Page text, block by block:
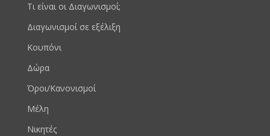
Τι είναι οι Διαγωνισμοί;
Διαγωνισμοί σε εξέλιξη
Κουπόνι
Δώρα
Όροι/Κανονισμοί
Μέλη
Νικητές